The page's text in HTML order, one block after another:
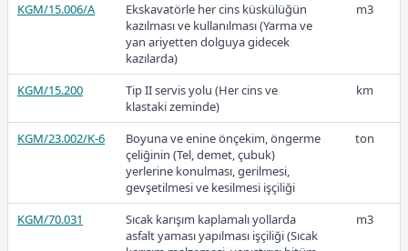
2023-2
35,53
22,93
KGM/15.006/A
Ekskavatörle her cins küskülüğün
kazılması ve kullanılması (Yarma ve
yan ariyetten dolguya gidecek
kazılarda)
m3
KGM/15.200
Tip II servis yolu (Her cins ve
klastaki zeminde)
km
KGM/23.002/K-6
Boyuna ve enine önçekim, öngerme
çeliğinin (Tel, demet, çubuk)
yerlerine konulması, gerilmesi,
gevşetilmesi ve kesilmesi işçiliği
ton
KGM/70.031
Sıcak karışım kaplamalı yollarda
asfalt yaması yapılması işçiliği (Sıcak
m3